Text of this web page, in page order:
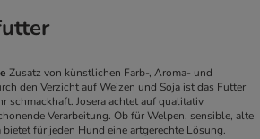
Zusatz von künstlichen Farb-, Aroma- und
den Verzicht auf Weizen und Soja ist das Futter
schmackhaft. Josera achtet auf qualitativ
Verarbeitung. Ob für Welpen, sensible, alte
für jeden Hund eine artgerechte Lösung.